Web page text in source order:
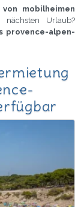
mobilheimen
nächsten Urlaub?
provence-alpen-